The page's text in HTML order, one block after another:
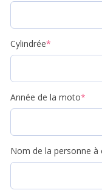
Cylindrée*
Année de la moto*
Nom de la personne à